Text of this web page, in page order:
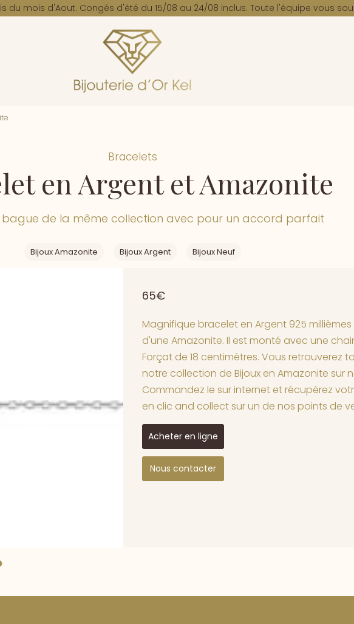
du mois d'Aout. Congés d'été du 15/08 au 24/08 inclus. Toute l'équipe vous
Bracelets
en Argent et Amazonite
bague de la même collection avec pour un accord parfait
Bijoux Amazonite Bijoux Argent Bijoux Neuf
65€
Magnifique bracelet en Argent 925 millièmes
d'une Amazonite. Il est monté avec une
Forçat de 18 centimètres. Vous retrouverez
notre collection de Bijoux en Amazonite sur
Commandez le sur internet et récupérez
en clic and collect sur un de nos points de
Acheter en ligne
Nous contacter